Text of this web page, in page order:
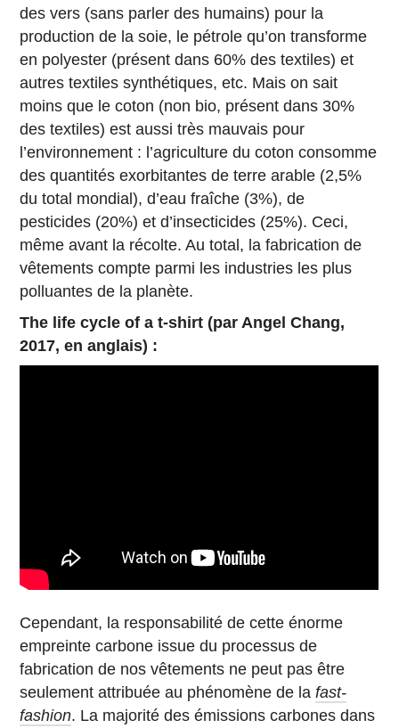
des vers (sans parler des humains) pour la
production de la soie, le pétrole qu’on transforme
en polyester (présent dans 60% des textiles) et
autres textiles synthétiques, etc. Mais on sait
moins que le coton (non bio, présent dans 30%
des textiles) est aussi très mauvais pour
l’environnement : l’agriculture du coton consomme
des quantités exorbitantes de terre arable (2,5%
du total mondial), d’eau fraîche (3%), de
pesticides (20%) et d’insecticides (25%). Ceci,
même avant la récolte. Au total, la fabrication de
vêtements compte parmi les industries les plus
polluantes de la planète.
The life cycle of a t-shirt (par Angel Chang,
2017, en anglais) :
Cependant, la responsabilité de cette énorme
empreinte carbone issue du processus de
fabrication de nos vêtements ne peut pas être
seulement attribuée au phénomène de lafast-
fashion. La majorité des émissions carbones dans